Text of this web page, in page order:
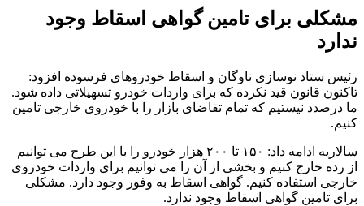
مشکلی برای تامین گواهی اسقاط وجود
ندارد
رئیس ستاد نوسازی ناوگان و اسقاط خودروهای فرسوده افزود:
تاکنون قانون قید نکرده که برای واردات خودرو تسهیلاتی داده شود.
ما درصدد نیستیم که تمام تقاضای بازار را با خودروی خارجی تامین
کنیم.
سالاریه ادامه داد: ۱۵۰ تا ۲۰۰ هزار خودرو را با این طرح می توانیم
از رده خارج کنیم و بخشی از آن را می توانیم برای واردات خودروی
خارجی استفاده کنیم. گواهی اسقاط به وفور وجود دارد. مشکلی
برای تامین گواهی اسقاط وجود ندارد.